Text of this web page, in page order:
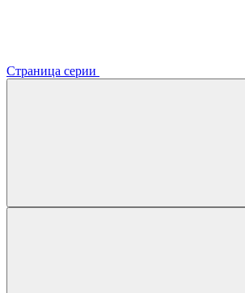
Страница серии